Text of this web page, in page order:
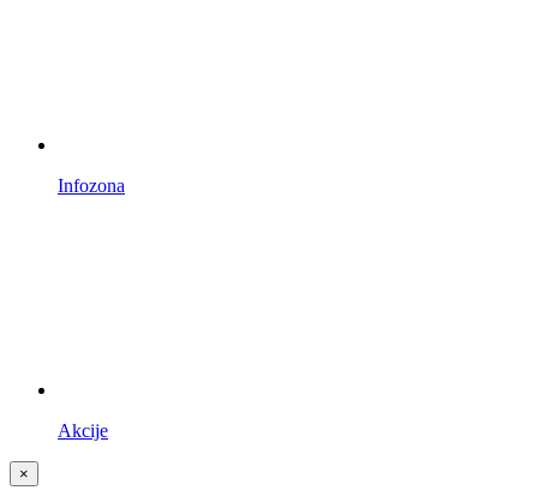
Infozona
Akcije
×